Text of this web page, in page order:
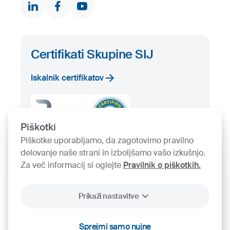
Piškotki
Piškotke uporabljamo, da zagotovimo pravilno
delovanje naše strani in izboljšamo vašo izkušnjo.
Za več informacij si oglejte Pravilnik o piškotkih.
Prikaži nastavitve
Sprejmi samo nujne
Iskalnik proizvodov
Certifikati Skupine SIJ
Iskalnik certifikatov
Pravno obvestiloVarstvo osebnih podatkov